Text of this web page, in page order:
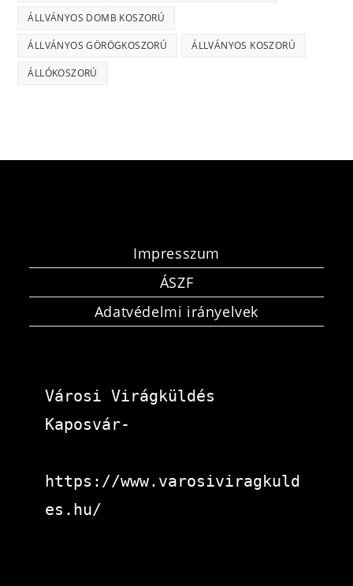
ÁLLVÁNYOS DOMB KOSZORÚ
ÁLLVÁNYOS GÖRÖGKOSZORÚ ÁLLVÁNYOS KOSZORÚ
ÁLLÓKOSZORÚ
Impresszum
ÁSZF
Adatvédelmi irányelvek
Városi Virágküldés
Kaposvár-
https://www.varosiviragkuld
es.hu/